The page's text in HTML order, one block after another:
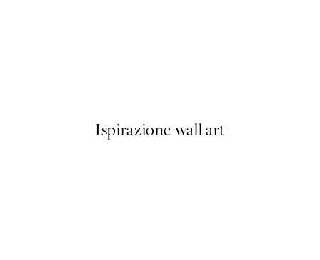
Ispirazione wall art